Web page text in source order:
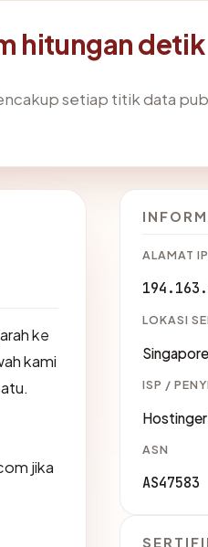
hitungan detik
setiap titik data
ke
kami
jika
ALAMAT IP
LOKASI
Singapore
ISP /
ASN
AS47583